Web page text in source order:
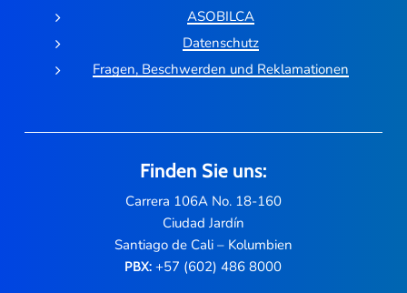
ASOBILCA
Datenschutz
Fragen, Beschwerden und Reklamationen
Finden Sie uns:
Carrera 106A No. 18-160
Ciudad Jardín
Santiago de Cali – Kolumbien
PBX: +57 (602) 486 8000